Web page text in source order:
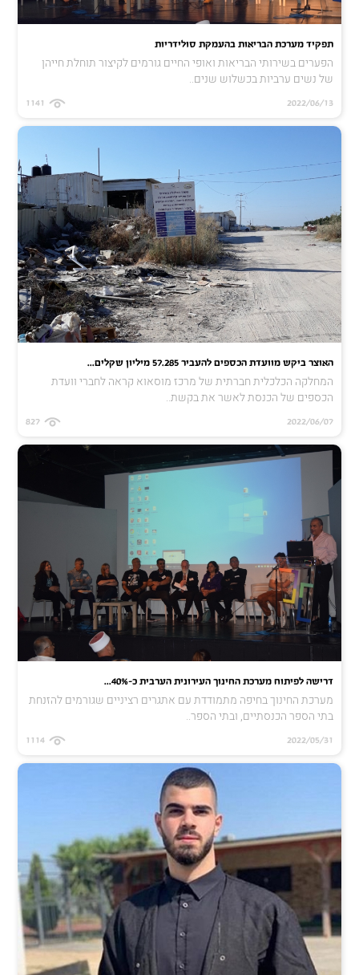
תפקיד מערכת הבריאות בהעמקת סולידריות
הפערים בשירותי הבריאות ואופי החיים גורמים לקיצור תוחלת חייהן
של נשים ערביות בכשלוש שנים..
2022/06/13
האוצר ביקש מוועדת הכספים להעביר 57.285 מיליון שקלים...
המחלקה הכלכלית חברתית של מרכז מוסאוא קראה לחברי וועדת
הכספים של הכנסת לאשר את בקשת..
2022/06/07
דרישה לפיתוח מערכת החינוך העירונית הערבית כ-40%...
מערכת החינוך בחיפה מתמודדת עם אתגרים רציניים שגורמים להזנחת
בתי הספר הכנסתיים, ובתי הספר..
2022/05/31